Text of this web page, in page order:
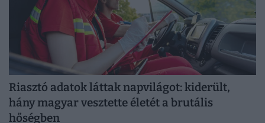
Riasztó adatok láttak napvilágot: kiderült,
hány magyar vesztette életét a brutális
hőségben